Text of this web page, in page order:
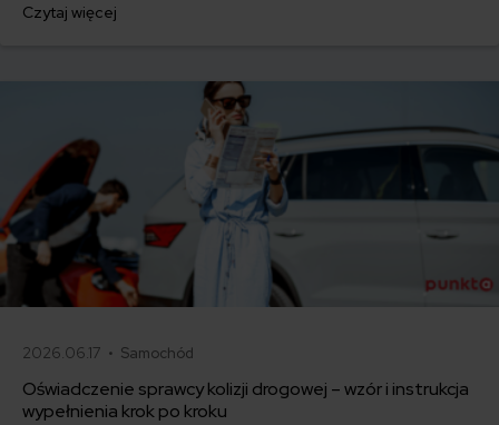
komunikacyjne dla marek takich jak MG, BYD, Omoda, Jaecoo i BAIC
Czytaj więcej
2026.06.17 • Samochód
Oświadczenie sprawcy kolizji drogowej – wzór i instrukcja
wypełnienia krok po kroku